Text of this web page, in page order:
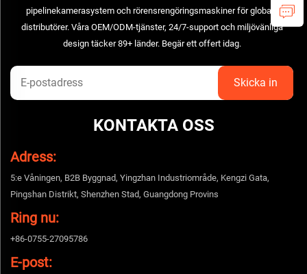
pipelinekamerasystem och rörensrengöringsmaskiner för globala
distributörer. Våra OEM/ODM-tjänster, 24/7-support och miljövänliga
design täcker 89+ länder. Begär ett offert idag.
KONTAKTA OSS
Adress:
5:e Våningen, B2B Byggnad, Yingzhan Industriområde, Kengzi Gata,
Pingshan Distrikt, Shenzhen Stad, Guangdong Provins
Ring nu:
+86-0755-27095786
E-post: